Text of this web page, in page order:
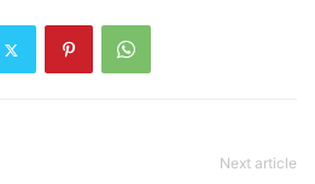
Next article